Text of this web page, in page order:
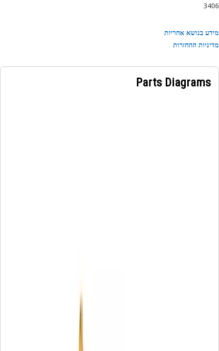
בנושא אחריות
ההחזרות
Parts Diagrams